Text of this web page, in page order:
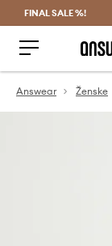
FINAL SALE %!
Answear Ženske